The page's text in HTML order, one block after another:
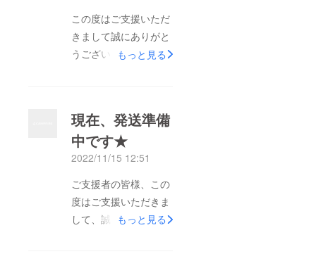
この度はご支援いただ
きまして誠にありがと
うございます。ご支援
ていただきます。リ
ターンがお手元に届く
まで、今しばらくお待
ちくださいませ。
もっと見る
現在、発送準備
中です★
2022/11/15 12:51
ご支援者の皆様、この
度はご支援いただきま
して、誠にありがとう
もっと見る